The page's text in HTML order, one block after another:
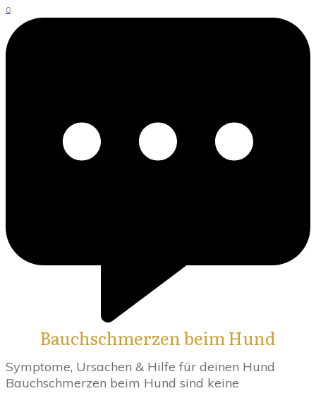
0
Bauchschmerzen beim Hund
Symptome, Ursachen & Hilfe für deinen Hund
Bauchschmerzen beim Hund sind keine